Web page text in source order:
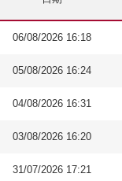
06/08/2026 16:18
05/08/2026 16:24
04/08/2026 16:31
03/08/2026 16:20
31/07/2026 17:21